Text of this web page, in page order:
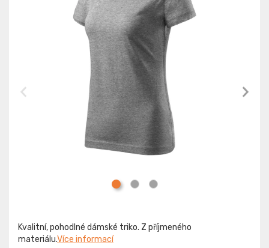
Kvalitní, pohodlné dámské triko. Z příjmeného
materiálu.Více informací